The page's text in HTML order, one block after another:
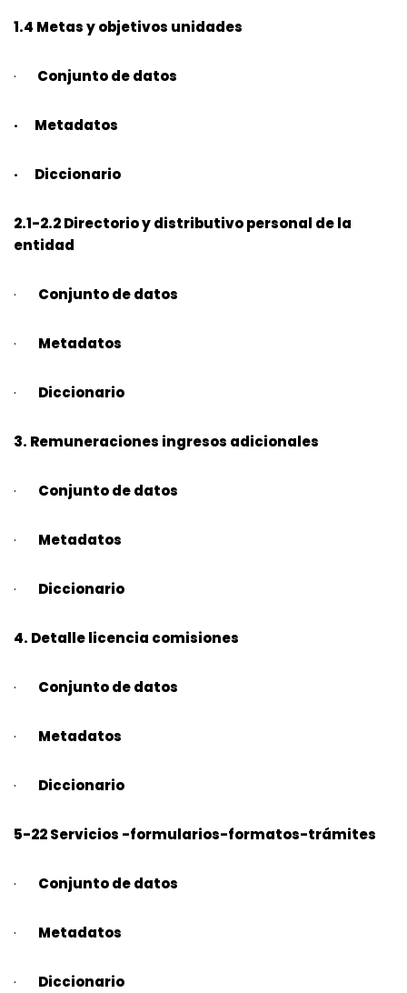
1.4 Metas y objetivos unidades
· Conjunto de datos
· Metadatos
· Diccionario
2.1-2.2 Directorio y distributivo personal de la
entidad
· Conjunto de datos
· Metadatos
· Diccionario
3. Remuneraciones ingresos adicionales
· Conjunto de datos
· Metadatos
· Diccionario
4. Detalle licencia comisiones
· Conjunto de datos
· Metadatos
· Diccionario
5-22 Servicios -formularios-formatos-trámites
· Conjunto de datos
· Metadatos
· Diccionario